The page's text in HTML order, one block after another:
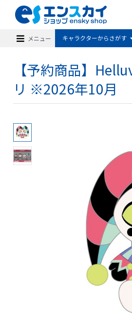
メニュー キャラクターからさがす
【予約商品】
リ ※2026年10月